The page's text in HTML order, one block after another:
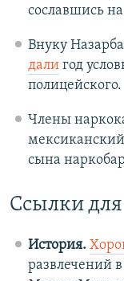
сославшись
Внуку
далигод
полицейского.
Члены
сына
Ссылки
История.
развлечений